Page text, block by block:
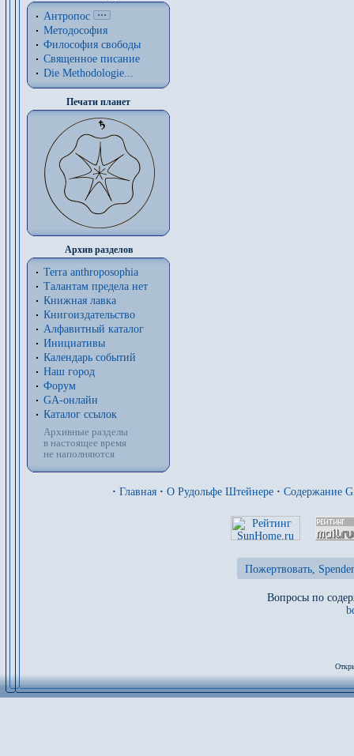
Антропос
Методософия
Философия cвободы
Священное писание
Die Methodologie...
Печати планет
Архив разделов
Terra anthroposophia
Талантам предела нет
Книжная лавка
Книгоиздательство
Алфавитный каталог
Инициативы
Календарь событий
Наш город
Форум
GA-онлайн
Каталог ссылок
Архивные разделы
в настоящее время
не наполняются
· Главная · О Рудольфе Штейнере · Содержание
Пожертвовать,
Вопросы по